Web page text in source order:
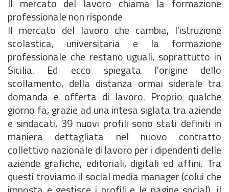
Il mercato del lavoro chiama la formazione
professionale non risponde
Il mercato del lavoro che cambia, l'istruzione
scolastica, universitaria e la formazione
professionale che restano uguali, soprattutto in
Sicilia. Ed ecco spiegata l'origine dello
scollamento, della distanza ormai siderale tra
domanda e offerta di lavoro. Proprio qualche
giorno fa, grazie ad una intesa siglata tra aziende
e sindacati, 39 nuovi profili sono stati definiti in
maniera dettagliata nel nuovo contratto
collettivo nazionale di lavoro per i dipendenti delle
aziende grafiche, editoriali, digitali ed affini. Tra
questi troviamo il social media manager (colui che